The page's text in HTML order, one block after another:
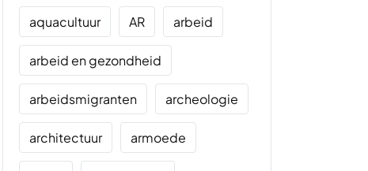
aquacultuur AR arbeid
arbeid en gezondheid
arbeidsmigranten archeologie
architectuur armoede